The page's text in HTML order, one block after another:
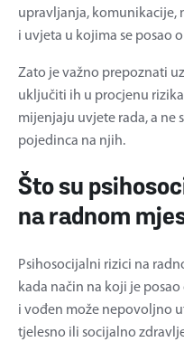
upravljanja, komunikacije,
i uvjeta u kojima se posao
Zato je važno prepoznati
uključiti ih u procjenu
mijenjaju uvjete rada, a ne
pojedinca na njih.
Što su
na radnom
Psihosocijalni rizici na
kada način na koji je
i vođen može nepovoljno
tjelesno ili socijalno